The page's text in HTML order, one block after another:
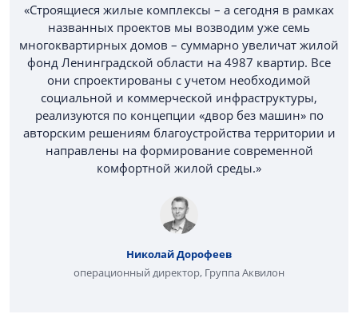
«Строящиеся жилые комплексы – а сегодня в рамках
названных проектов мы возводим уже семь
многоквартирных домов – суммарно увеличат жилой
фонд Ленинградской области на 4987 квартир. Все
они спроектированы с учетом необходимой
социальной и коммерческой инфраструктуры,
реализуются по концепции «двор без машин» по
авторским решениям благоустройства территории и
направлены на формирование современной
комфортной жилой среды.»
Николай Дорофеев
операционный директор, Группа Аквилон